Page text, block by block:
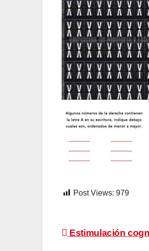
Post Views: 979
Navegación
Estimulación